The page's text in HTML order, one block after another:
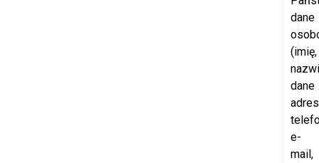
dane
(imię,
dane
e-
mail,